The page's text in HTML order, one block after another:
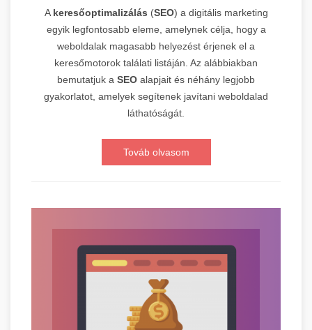
A keresőoptimalizálás (SEO) a digitális marketing
egyik legfontosabb eleme, amelynek célja, hogy a
weboldalak magasabb helyezést érjenek el a
keresőmotorok találati listáján. Az alábbiakban
bemutatjuk a SEO alapjait és néhány legjobb
gyakorlatot, amelyek segítenek javítani weboldalad
láthatóságát.
Továb olvasom